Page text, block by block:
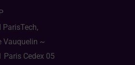
ParisTech,
Vauquelin ~
Paris Cedex 05